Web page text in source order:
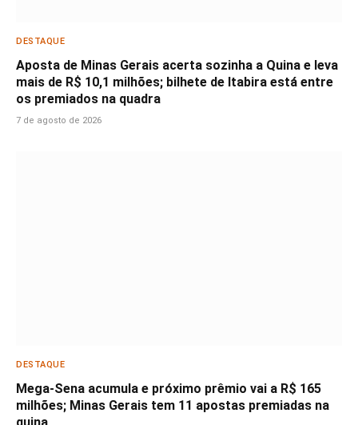
DESTAQUE
Aposta de Minas Gerais acerta sozinha a Quina e leva
mais de R$ 10,1 milhões; bilhete de Itabira está entre
os premiados na quadra
7 de agosto de 2026
DESTAQUE
Mega-Sena acumula e próximo prêmio vai a R$ 165
milhões; Minas Gerais tem 11 apostas premiadas na